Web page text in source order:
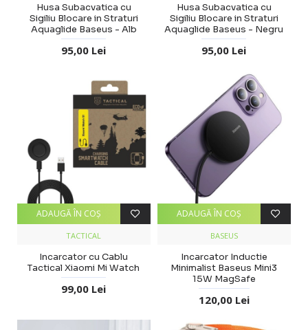
Husa Subacvatica cu
Sigiliu Blocare in Straturi
Aquaglide Baseus - Alb
95,00 Lei
Husa Subacvatica cu
Sigiliu Blocare in Straturi
Aquaglide Baseus - Negru
95,00 Lei
TACTICAL
Incarcator cu Cablu
Tactical Xiaomi Mi Watch
99,00 Lei
ADAUGĂ ÎN COŞ
BASEUS
Incarcator Inductie
Minimalist Baseus Mini3
15W MagSafe
120,00 Lei
ADAUGĂ ÎN COŞ